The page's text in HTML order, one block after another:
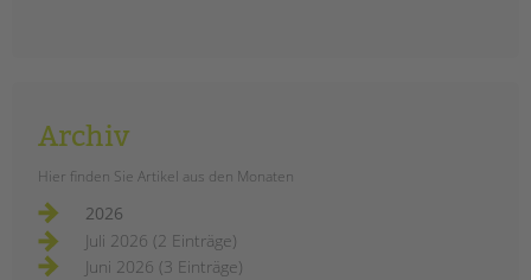
Zusatzqualifizierungen und
zahlreiche ein- bis mehrägigen
Kinderschutz, Eltern- und
Familienarbeit, Medienkompetenz,
Inklusion uvm.
Archiv
Hier finden Sie Artikel aus den Monaten
2026
Juli 2026 (2 Einträge)
Juni 2026 (3 Einträge)